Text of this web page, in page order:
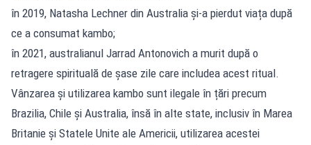
în 2019, Natasha Lechner din Australia și-a pierdut viața după
ce a consumat kambo;
în 2021, australianul Jarrad Antonovich a murit după o
retragere spirituală de șase zile care includea acest ritual.
Vânzarea și utilizarea kambo sunt ilegale în țări precum
Brazilia, Chile și Australia, însă în alte state, inclusiv în Marea
Britanie și Statele Unite ale Americii, utilizarea acestei